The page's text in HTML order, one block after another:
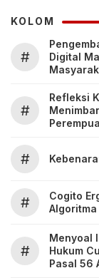
KOLOM
#
Digital
#
Refleksi
#
#
Cogito
Algoritma
#
Menyoal
Hukum
Pasal 56